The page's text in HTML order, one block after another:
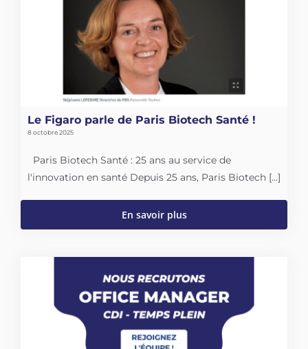
Le Figaro parle de Paris Biotech Santé !
8 octobre 2025
Paris Biotech Santé : 25 ans au service de
l'innovation en santé Depuis 25 ans, Paris Biotech [...]
En savoir plus